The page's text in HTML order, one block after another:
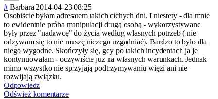
# Barbara 2014-04-23 08:25
Osobiście byłam adresatem takich cichych dni. I niestety - dla mnie
to ewidentnie próba manipulacji drugą osobą - wykorzystywane
były przez "nadawcę" do życia według własnych potrzeb ( nie
odzywam się to nie muszę niczego uzgadniać). Bardzo to było dla
niego wygodne. Skończyły się, gdy po takich incydentach ja je
kontynuowałam - oczywiście już na własnych warunkach. Jednak
mimo wszystko nie sprzyjają podtrzymywaniu więzi ani nie
rozwijają związku.
Odpowiedz
Odśwież komentarze